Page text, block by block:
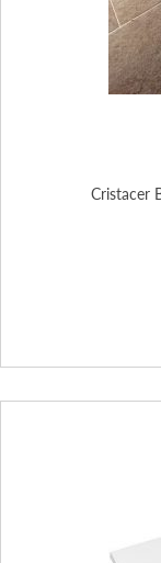
Cristacer